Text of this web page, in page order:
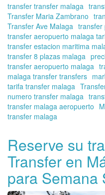
transfer transfer malaga
Transfer Maria Zambrano
Transfer Ave Malaga transfer
transfer aeropuerto malaga
transfer estacion maritima
transfer 8 plazas malaga
transfer aeropuerto malaga
malaga transfer transfers
tarifa transfer malaga
numero transfer malaga
transfer malaga aeropuerto
transfer malaga
Reserve su
Transfer en
para Semana